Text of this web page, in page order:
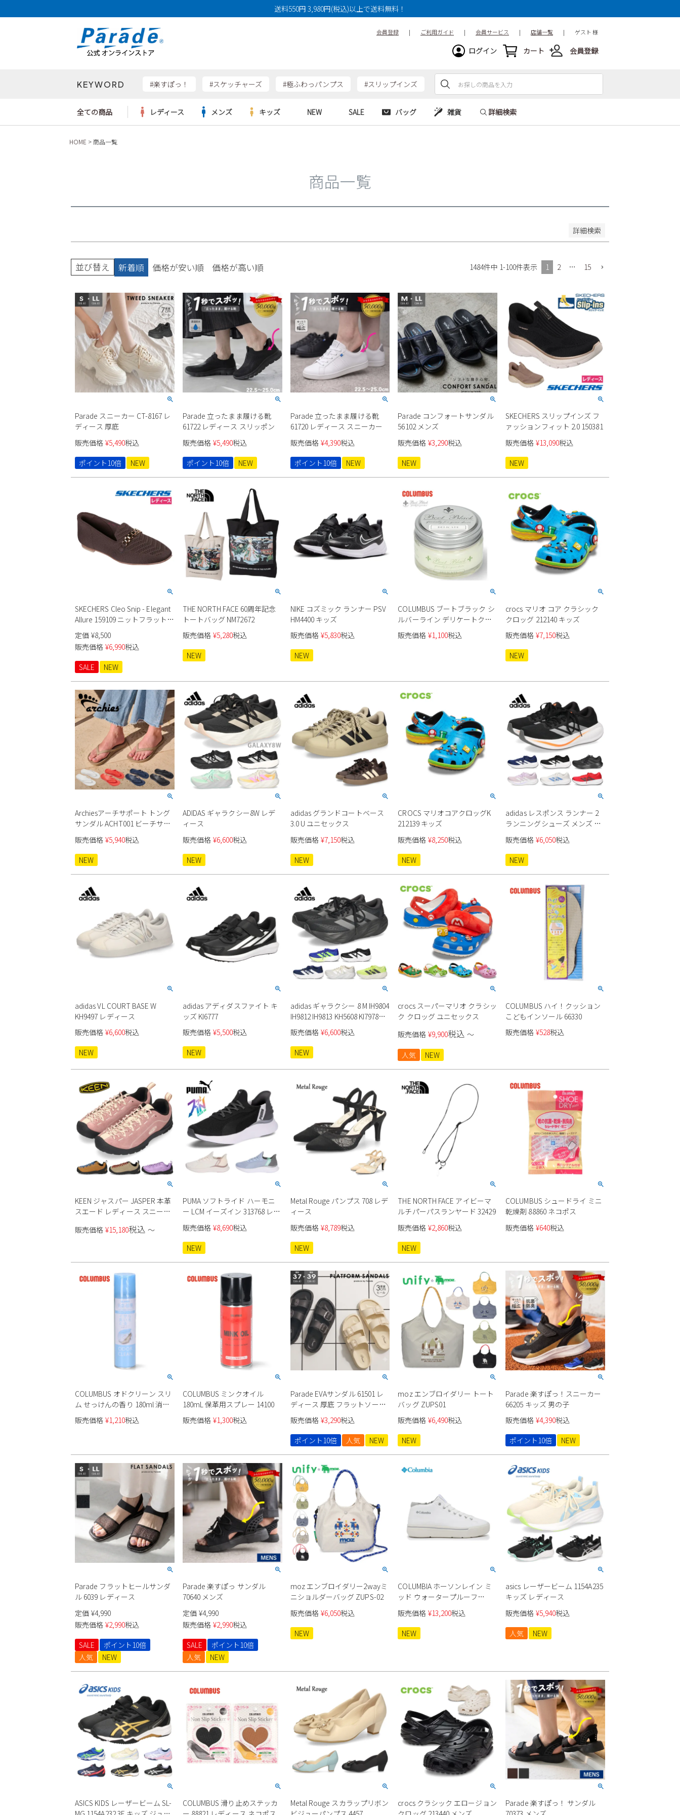
送料550円 3,980円(税込)以上で送料無料！
会員登録 | ご利用ガイド | 会員サービス | 店舗一覧 | ゲスト 様
ログイン カート 会員登録
KEYWORD #楽すぽっ！ #スケッチャーズ #極ふわっパンプス #スリップインズ
検索
全ての商品 レディース
スニーカー
ウェア
moz
new balance
メンズ
ビジネス・ドレスシューズ
ウェア
GAP
EDWIN
キッズ
スクール
ブーツ
NEW SALE バッグ
ビジネスバッグ
雑貨 詳細検索
HOME 商品一覧
商品一覧
詳細検索
14cm 14.5cm
20.5cm 21cm 21.5cm 22cm
22.5cm
24.5cm 25cm
25.5cm
27cm 27.5cm 28cm
28.5cm
29cm
29.5cm 30cm 31cm 32cm
特徴
検索
並び替え 新着順 価格が安い順 価格が高い順 1484件中 1-100件表示 1 2 … 15
Parade スニーカー CT-8167 レ
ディース 厚底
販売価格 ¥5,490税込
ポイント10倍
NEW
Parade 立ったまま履ける靴
61722 レディース スリッポン
販売価格 ¥5,490税込
ポイント10倍
NEW
Parade 立ったまま履ける靴
61720 レディース スニーカー
販売価格 ¥4,390税込
ポイント10倍
NEW
Parade コンフォートサンダル
56102 メンズ
販売価格 ¥3,290税込
NEW
SKECHERS スリップインズ フ
ァッションフィット 2.0 150381
販売価格 ¥13,090税込
NEW
SKECHERS Cleo Snip - Elegant
Allure 159109 ニットフラットシ
ューズ
定価 ¥8,500
販売価格 ¥6,990税込
SALE
NEW
THE NORTH FACE 60周年記念
トートバッグ NM72672
販売価格 ¥5,280税込
NEW
NIKE コズミック ランナー PSV
HM4400 キッズ
販売価格 ¥5,830税込
NEW
COLUMBUS ブートブラック シ
ルバーライン デリケートクリ
ーム 25370
販売価格 ¥1,100税込
crocs マリオ コア クラシック
クロッグ 212140 キッズ
販売価格 ¥7,150税込
NEW
Archiesアーチサポート トング
サンダル ACHT001 ビーチサン
ダル
販売価格 ¥5,940税込
NEW
ADIDAS ギャラクシー8W レデ
ィース
販売価格 ¥6,600税込
NEW
adidas グランドコートベース
3.0 U ユニセックス
販売価格 ¥7,150税込
NEW
CROCS マリオコアクロッグK
212139 キッズ
販売価格 ¥8,250税込
NEW
adidas レスポンス ランナー 2
ランニングシューズ メンズ レ
ディース
販売価格 ¥6,050税込
NEW
adidas VL COURT BASE W
KH9497 レディース
販売価格 ¥6,600税込
NEW
adidas アディダスファイト キ
ッズ KI6777
販売価格 ¥5,500税込
NEW
adidas ギャラクシー 8 M IH9804
IH9812 IH9813 KH5608 KI7978
KI7980
販売価格 ¥6,600税込
NEW
crocs スーパーマリオ クラシッ
ク クロッグ ユニセックス
販売価格 ¥9,900税込 〜
人気 NEW
COLUMBUS ハイ！クッション
こどもインソール 66330
販売価格 ¥528税込
KEEN ジャスパー JASPER 本革
スエード レディース スニーカ
販売価格 ¥15,180税込 〜
PUMA ソフトライド ハーモニ
ー LCM イーズイン 313768 レデ
ィース
販売価格 ¥8,690税込
NEW
Metal Rouge パンプス 708 レデ
ィース
販売価格 ¥8,789税込
NEW
THE NORTH FACE アイビーマ
ルチパーパスランヤード 32429
販売価格 ¥2,860税込
NEW
COLUMBUS シュードライ ミニ
乾燥剤 88860 ネコポス
販売価格 ¥640税込
COLUMBUS オドクリーン スリ
ム せっけんの香り 180ml 消臭
スプレー 14270
販売価格 ¥1,210税込
COLUMBUS ミンクオイル
180mL 保革用スプレー 14100
販売価格 ¥1,300税込
Parade EVAサンダル 61501 レ
ディース 厚底 フラットソール
フットベッド
販売価格 ¥3,290税込
ポイント10倍
人気 NEW
moz エンブロイダリー トート
バッグ ZUPS01
販売価格 ¥6,490税込
NEW
Parade 楽すぽっ！スニーカー
66205 キッズ 男の子
販売価格 ¥4,390税込
ポイント10倍
NEW
Parade フラットヒールサンダ
ル 6039 レディース
定価 ¥4,990
販売価格 ¥2,990税込
SALE
ポイント10倍
人気
NEW
Parade 楽すぽっ サンダル
70640 メンズ
定価 ¥4,990
販売価格 ¥2,990税込
SALE
ポイント10倍
人気
NEW
moz エンブロイダリー2wayミ
ニショルダーバッグ ZUPS-02
販売価格 ¥6,050税込
NEW
COLUMBIA ホーソンレイン ミ
ッド ウォータープルーフ
YU7030
販売価格 ¥13,200税込
NEW
asics レーザービーム 1154A235
キッズ レディース
販売価格 ¥5,940税込
人気
NEW
ASICS KIDS レーザービーム SL-
COLUMBUS 滑り止めステッカ
Metal Rouge スカラップリボン
crocs クラシック エロージョン
Parade 楽すぽっ！ サンダル